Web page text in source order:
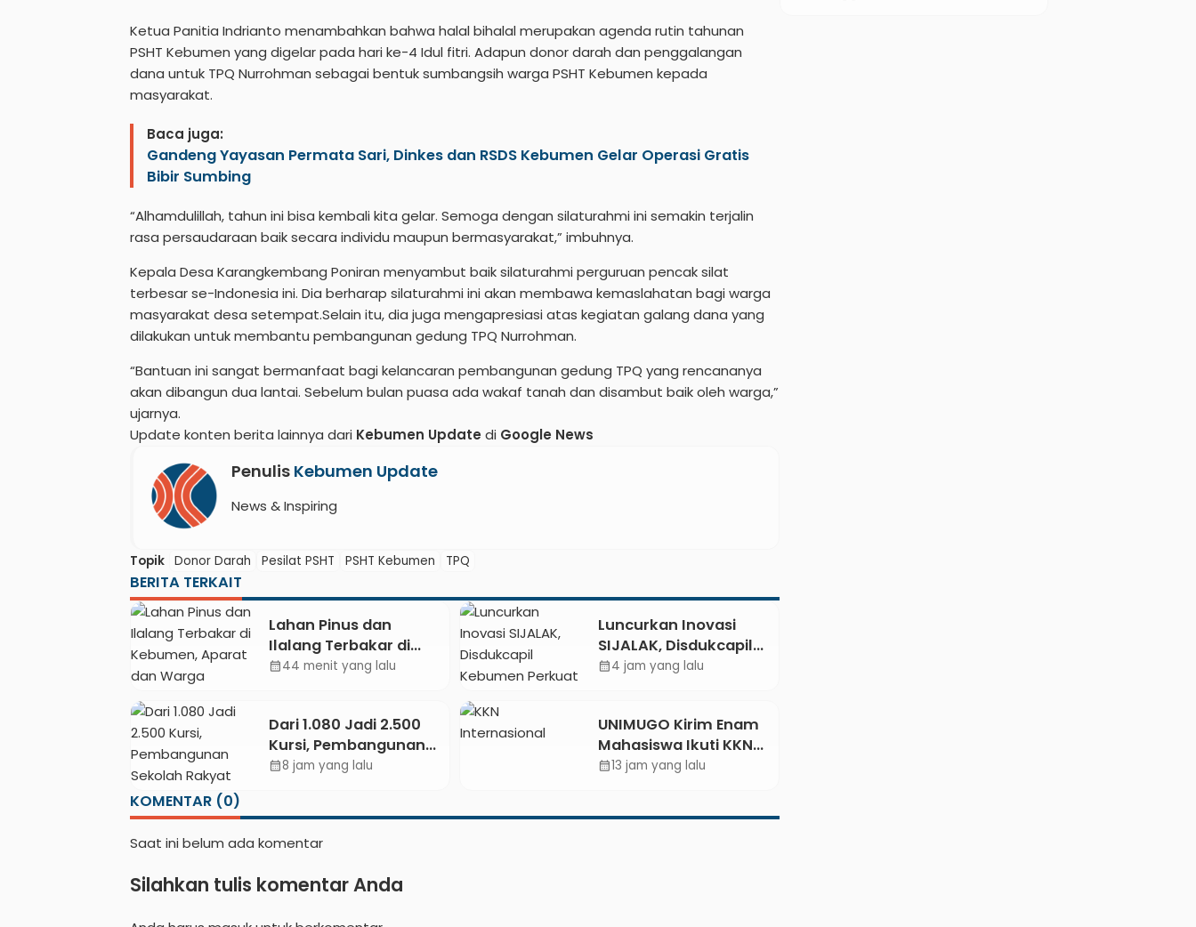
Ketua Panitia Indrianto menambahkan bahwa halal bihalal merupakan agenda rutin tahunan
PSHT Kebumen yang digelar pada hari ke-4 Idul fitri. Adapun donor darah dan penggalangan
dana untuk TPQ Nurrohman sebagai bentuk sumbangsih warga PSHT Kebumen kepada
masyarakat.
Baca juga:
Gandeng Yayasan Permata Sari, Dinkes dan RSDS Kebumen Gelar Operasi Gratis
Bibir Sumbing
“Alhamdulillah, tahun ini bisa kembali kita gelar. Semoga dengan silaturahmi ini semakin terjalin
rasa persaudaraan baik secara individu maupun bermasyarakat,” imbuhnya.
Kepala Desa Karangkembang Poniran menyambut baik silaturahmi perguruan pencak silat
terbesar se-Indonesia ini. Dia berharap silaturahmi ini akan membawa kemaslahatan bagi warga
masyarakat desa setempat.Selain itu, dia juga mengapresiasi atas kegiatan galang dana yang
dilakukan untuk membantu pembangunan gedung TPQ Nurrohman.
“Bantuan ini sangat bermanfaat bagi kelancaran pembangunan gedung TPQ yang rencananya
akan dibangun dua lantai. Sebelum bulan puasa ada wakaf tanah dan disambut baik oleh warga,”
ujarnya.
Update konten berita lainnya dari Kebumen Update di Google News
Penulis Kebumen Update
News & Inspiring
Topik Donor Darah Pesilat PSHT PSHT Kebumen TPQ
BERITA TERKAIT
Lahan Pinus dan
Ilalang Terbakar di
Kebumen, Aparat dan
calendar_month44 menit yang lalu
Luncurkan Inovasi
SIJALAK, Disdukcapil
Kebumen Perkuat
Tingkat Desa
calendar_month4 jam yang lalu
Dari 1.080 Jadi 2.500
Kursi, Pembangunan
Sekolah Rakyat
calendar_month8 jam yang lalu
UNIMUGO Kirim Enam
Mahasiswa Ikuti KKN
Internasional 2026 di
calendar_month13 jam yang lalu
KOMENTAR (0)
Saat ini belum ada komentar
Silahkan tulis komentar Anda